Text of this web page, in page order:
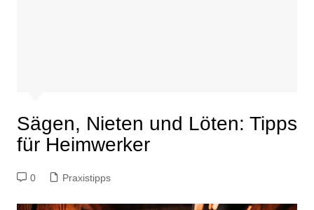
Sägen, Nieten und Löten: Tipps
für Heimwerker
0 Praxistipps